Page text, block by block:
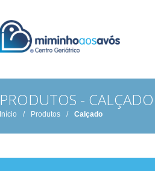
PRODUTOS - CALÇADO
Início / Produtos / Calçado